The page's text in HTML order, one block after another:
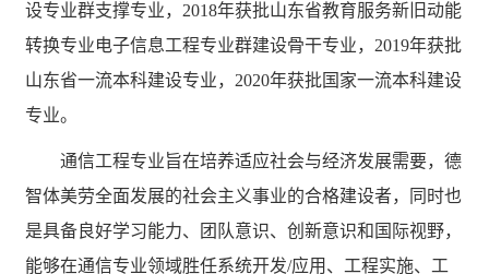
设专业群支撑专业，2018年获批山东省教育服务新旧动能
转换专业电子信息工程专业群建设骨干专业，2019年获批
山东省一流本科建设专业，2020年获批国家一流本科建设
专业。
通信工程专业旨在培养适应社会与经济发展需要，德
智体美劳全面发展的社会主义事业的合格建设者，同时也
是具备良好学习能力、团队意识、创新意识和国际视野，
能够在通信专业领域胜任系统开发/应用、工程实施、工